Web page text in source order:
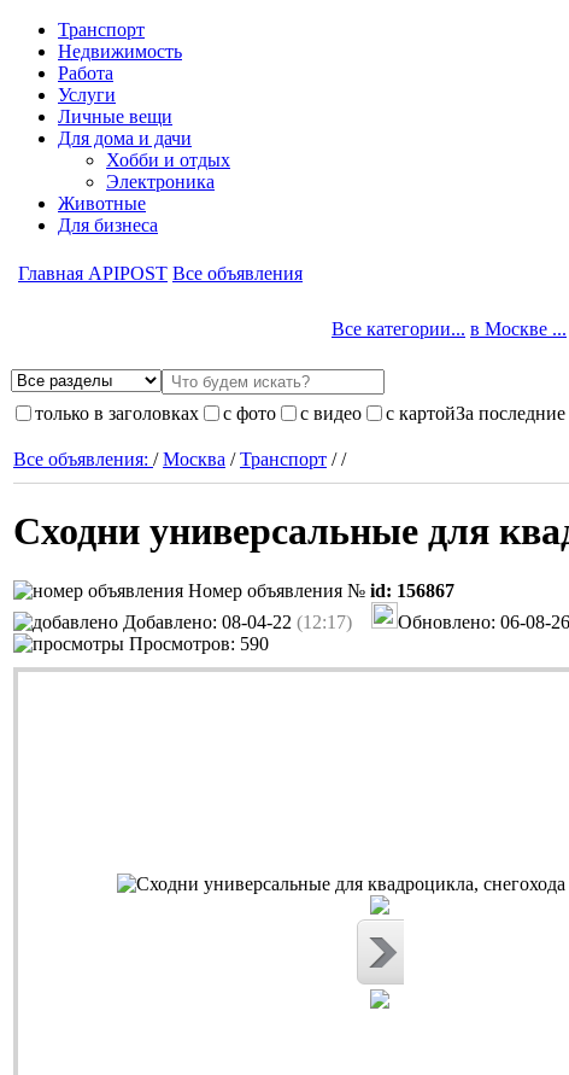
Транспорт
Недвижимость
Работа
Услуги
Личные вещи
Для дома и дачи
Хобби и отдых
Электроника
Животные
Для бизнеса
Главная APIPOST Все объявления
Все категории... в Москве ...
только в заголовках с фото с видео с картойЗа последние
Все объявления: /Москва /Транспорт //
Сходни универсальные для
Номер объявления № id: 156867
Добавлено: 08-04-22 (12:17) Обновлено: 06-08-26
Просмотров: 590